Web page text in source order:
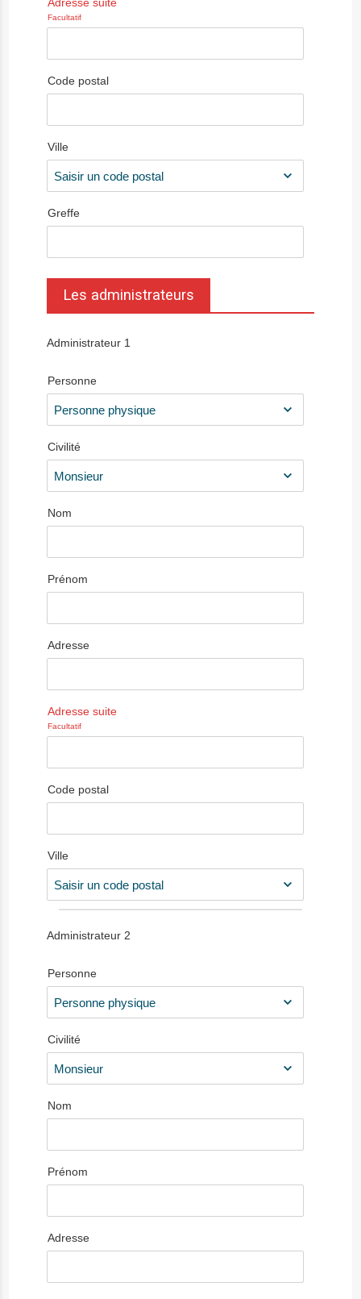
Facultatif
Code postal
Ville
Greffe
Les administrateurs
Administrateur 1
Personne
Civilité
Nom
Prénom
Adresse
Adresse suite
Facultatif
Code postal
Ville
Administrateur 2
Personne
Civilité
Nom
Prénom
Adresse